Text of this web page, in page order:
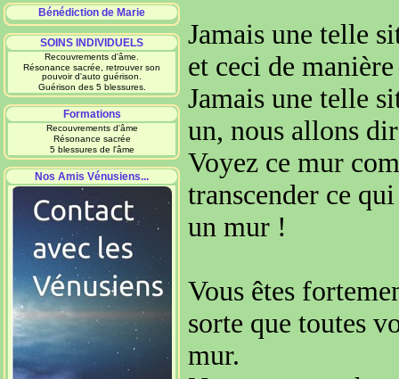
Bénédiction de Marie
SOINS INDIVIDUELS
Recouvrements d'âme.
Résonance sacrée, retrouver son
pouvoir d'auto guérison.
Guérison des 5 blessures.
Formations
Recouvrements d'âme
Résonance sacrée
5 blessures de l'âme
Nos Amis Vénusiens...
Jamais une telle
et ceci de
Jamais une telle
un, nous allons
Voyez ce mur
transcender ce
un mur !
Vous êtes
sorte que toutes
mur.